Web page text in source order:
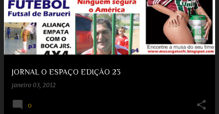
JORNAL O ESPAÇO EDIÇÃO 23
janeiro 03, 2012
0